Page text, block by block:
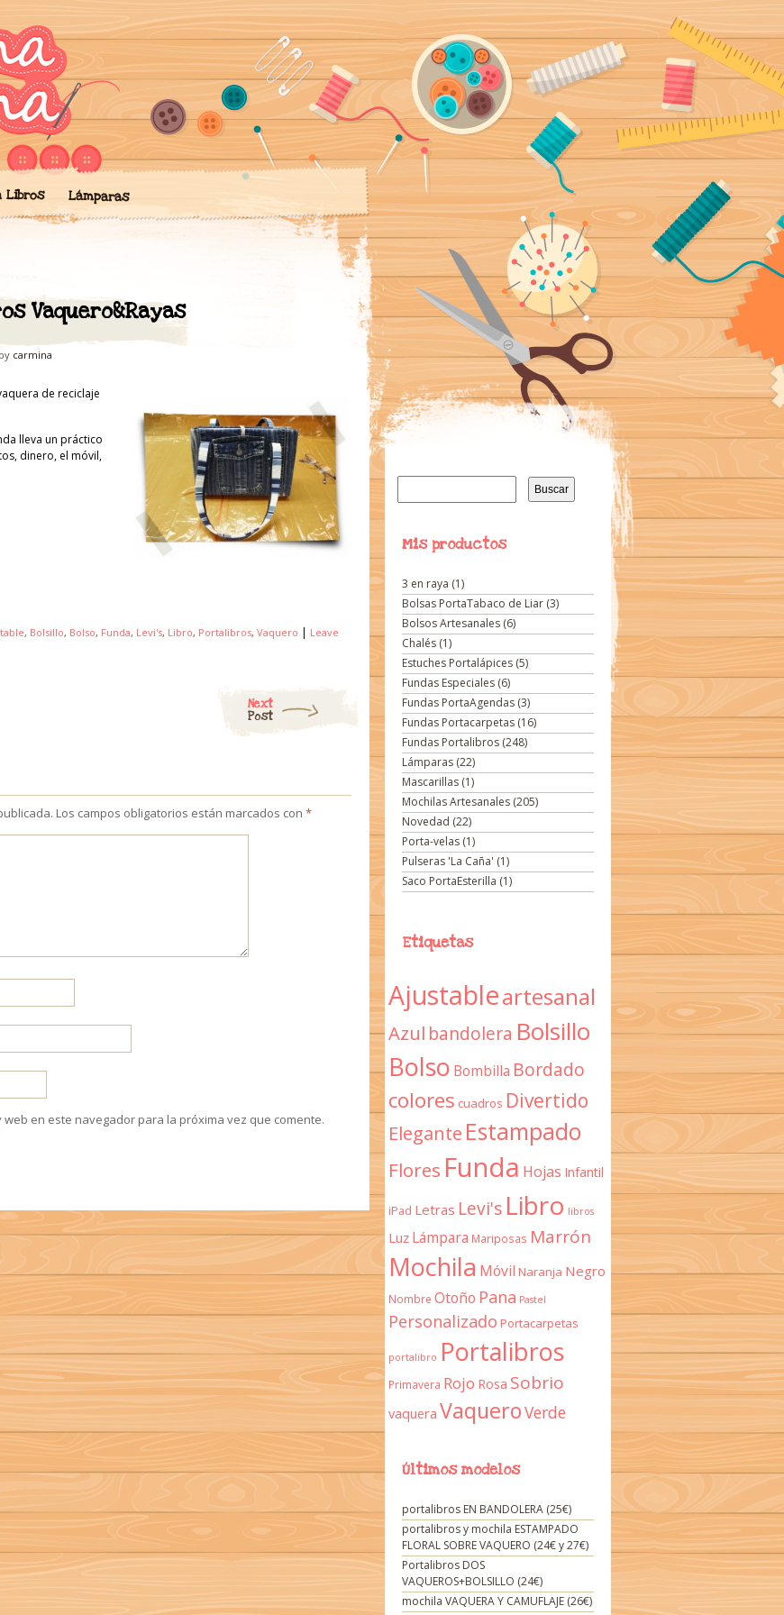
Artesanía
mis creaciones de artesanía, fundas
lámparas… todo hecho a mano y con mucho
Libros Lámparas
Vaquero&Rayas
by carmina
de reciclaje
lleva un práctico
dinero, el móvil,
, Bolsillo, Bolso, Funda, Levi's, Libro, Portalibros, Vaquero | Leave
Next
Post
Los campos obligatorios están marcados con *
en este navegador para la próxima vez que comente.
Buscar:
Mis productos
3 en raya (1)
Bolsas PortaTabaco de Liar(3)
Bolsos Artesanales(6)
Chalés(1)
Estuches Portalápices(5)
Fundas Especiales(6)
Fundas PortaAgendas(3)
Fundas Portacarpetas(16)
Fundas Portalibros(248)
Lámparas(22)
Mascarillas(1)
Mochilas Artesanales(205)
Novedad (22)
Porta-velas(1)
Pulseras 'La Caña' (1)
Saco PortaEsterilla (1)
Etiquetas
Ajustableartesanal
Azul bandolera Bolsillo
Bolso Bombilla Bordado
colores cuadros Divertido
Elegante Estampado
Flores Funda Hojas Infantil
iPad Letras Levi's Libro libros
Luz Lámpara Mariposas Marrón
Mochila Móvil Naranja Negro
Nombre Otoño Pana Pastel
Personalizado Portacarpetas
portalibro Portalibros
Primavera Rojo Rosa Sobrio
vaquera VaqueroVerde
Últimos modelos
portalibros EN BANDOLERA (25€)
portalibros y mochila ESTAMPADO
FLORAL SOBRE VAQUERO (24€ y 27€)
Portalibros DOS
VAQUEROS+BOLSILLO (24€)
mochila VAQUERA Y CAMUFLAJE (26€)